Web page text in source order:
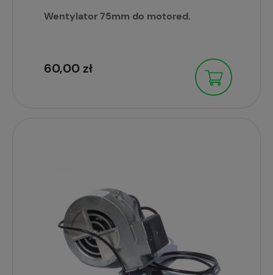
Wentylator 75mm do motored.
60,00 zł